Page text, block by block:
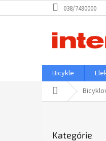
na
038/7490000
Bicykle
Domov
kategórie
Kategórie